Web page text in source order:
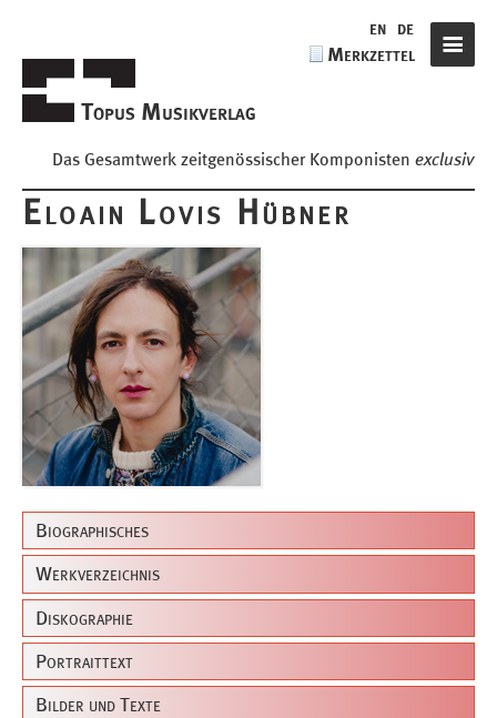
Topus Musikverlag
Das Gesamtwerk zeitgenössischer Komponisten exclusiv
de
en de
Merkzettel
Komponisten
Eloain Lovis Hübner
Biographisches
Werkverzeichnis
Diskographie
Portraittext
Bilder und Texte